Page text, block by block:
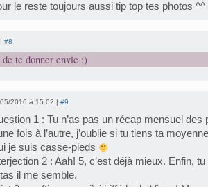
le reste toujours aussi tip top tes photos ^^
#8
te donner envie ;)
2016 à 15:02 | #9
1 : Tu n’as pas un récap mensuel
fois à l’autre, j’oublie si tu tiens ta
je suis casse-pieds
2 : Aah! 5, c’est déjà mieux. Enfin,
tas il me semble.